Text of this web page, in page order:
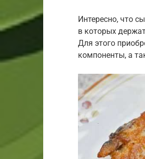
Интересно, что
в которых
Для этого
компоненты, а